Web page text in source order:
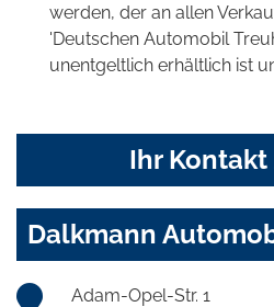
werden, der an allen
'Deutschen Automobil
unentgeltlich erhältlich ist
Ihr Kontakt
Dalkmann
Adam-Opel-Str. 1